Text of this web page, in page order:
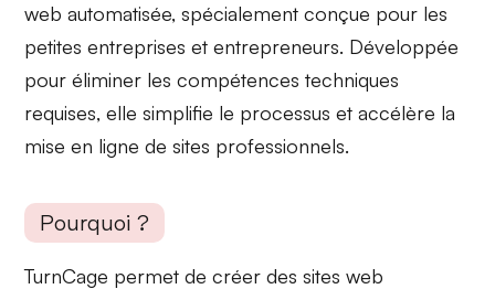
web automatisée, spécialement conçue pour les
petites entreprises et entrepreneurs. Développée
pour éliminer les compétences techniques
requises, elle simplifie le processus et accélère la
mise en ligne de sites professionnels.
Pourquoi ?
TurnCage permet de créer des sites web